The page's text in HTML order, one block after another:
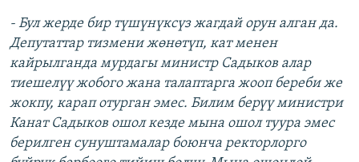
- Бул жерде бир түшүнүксүз жагдай орун алган да.
Депутаттар тизмени жөнөтүп, кат менен
кайрылганда мурдагы министр Садыков алар
тиешелүү жобого жана талаптарга жооп береби же
жокпу, карап отурган эмес. Билим берүү министри
Канат Садыков ошол кезде мына ошол туура эмес
берилген сунуштамалар боюнча ректорлорго